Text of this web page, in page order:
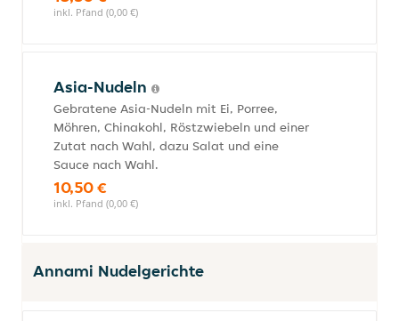
inkl. Pfand (0,00 €)
Asia-Nudeln
Gebratene Asia-Nudeln mit Ei, Porree,
Möhren, Chinakohl, Röstzwiebeln und einer
Zutat nach Wahl, dazu Salat und eine
Sauce nach Wahl.
10,50 €
inkl. Pfand (0,00 €)
Annami Nudelgerichte